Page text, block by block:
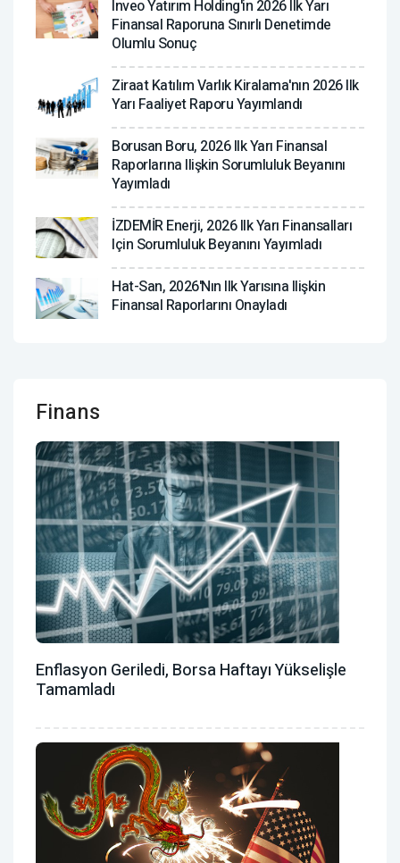
Inveo Yatırım Holding'in 2026 Ilk Yarı
Finansal Raporuna Sınırlı Denetimde
Olumlu Sonuç
Ziraat Katılım Varlık Kiralama'nın 2026 Ilk
Yarı Faaliyet Raporu Yayımlandı
Borusan Boru, 2026 Ilk Yarı Finansal
Raporlarına Ilişkin Sorumluluk Beyanını
Yayımladı
İZDEMİR Enerji, 2026 Ilk Yarı Finansalları
Için Sorumluluk Beyanını Yayımladı
Hat-San, 2026'nın Ilk Yarısına Ilişkin
Finansal Raporlarını Onayladı
Finans
Enflasyon Geriledi, Borsa Haftayı Yükselişle
Tamamladı